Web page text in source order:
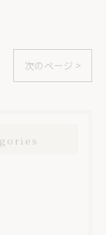
次のページ >